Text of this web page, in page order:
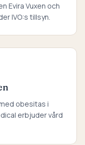
Evira Vuxen och
IVO:s tillsyn.
obesitas i
erbjuder vård